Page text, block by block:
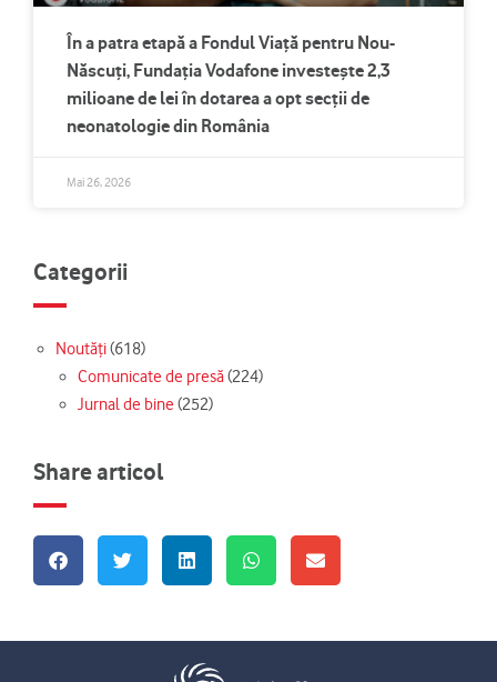
În a patra etapă a Fondul Viață pentru Nou-
Născuți, Fundația Vodafone investește 2,3
milioane de lei în dotarea a opt secții de
neonatologie din România
Mai 26, 2026
Categorii
Noutăți(618)
Comunicate de presă(224)
Jurnal de bine (252)
Share articol